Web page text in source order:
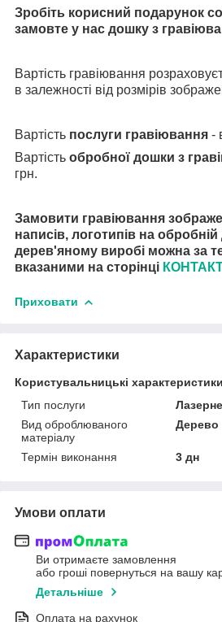
Зробіть корисний подарунок
замовте у нас дошку з
Вартість гравіювання
в залежності від розмірів
Вартість послуги гравіювання -
Вартість обробної дошки з
грн.
Замовити гравіювання
написів, логотипів на
дерев'яному виробі можна за
вказаними на сторінці
Приховати
Характеристики
Користувальницькі характеристики
Тип послуги
Вид оброблюваного
матеріалу
Дерево
Термін виконання 3 дн
Умови оплати
Ви отримаєте замовлення
або гроші повернуться на вашу
Детальніше
Оплата на рахунок